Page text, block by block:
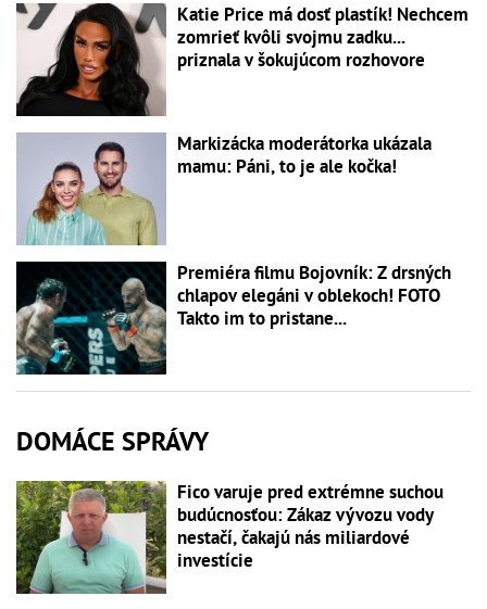
Katie Price má dosť plastík! Nechcem
zomrieť kvôli svojmu zadku...
priznala v šokujúcom rozhovore
Markizácka moderátorka ukázala
mamu: Páni, to je ale kočka!
Premiéra filmu Bojovník: Z drsných
chlapov elegáni v oblekoch! FOTO
Takto im to pristane...
DOMÁCE SPRÁVY
Fico varuje pred extrémne suchou
budúcnosťou: Zákaz vývozu vody
nestačí, čakajú nás miliardové
investície